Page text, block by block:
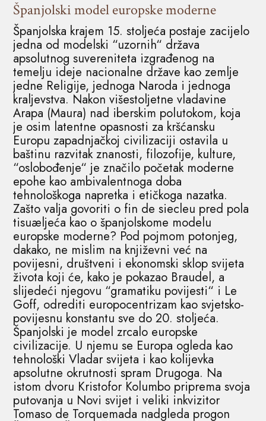
Španjolski model europske moderne
Španjolska krajem 15. stoljeća postaje zacijelo
jedna od modelski “uzornih“ država
apsolutnog suvereniteta izgrađenog na
temelju ideje nacionalne države kao zemlje
jedne Religije, jednoga Naroda i jednoga
kraljevstva. Nakon višestoljetne vladavine
Arapa (Maura) nad iberskim polutokom, koja
je osim latentne opasnosti za kršćansku
Europu zapadnjačkoj civilizaciji ostavila u
baštinu razvitak znanosti, filozofije, kulture,
“oslobođenje“ je značilo početak moderne
epohe kao ambivalentnoga doba
tehnološkoga napretka i etičkoga nazatka.
Zašto valja govoriti o fin de siecleu pred pola
tisuæljeća kao o španjolskome modelu
europske moderne? Pod pojmom potonjeg,
dakako, ne mislim na književni već na
povijesni, društveni i ekonomski sklop svijeta
života koji će, kako je pokazao Braudel, a
slijedeći njegovu “gramatiku povijesti“ i Le
Goff, odrediti europocentrizam kao svjetsko-
povijesnu konstantu sve do 20. stoljeća.
Španjolski je model zrcalo europske
civilizacije. U njemu se Europa ogleda kao
tehnološki Vladar svijeta i kao kolijevka
apsolutne okrutnosti spram Drugoga. Na
istom dvoru Kristofor Kolumbo priprema svoja
putovanja u Novi svijet i veliki inkvizitor
Tomaso de Torquemada nadgleda progon